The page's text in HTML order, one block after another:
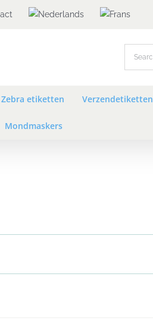
Zebra etiketten Verzendetiketten
Mondmaskers